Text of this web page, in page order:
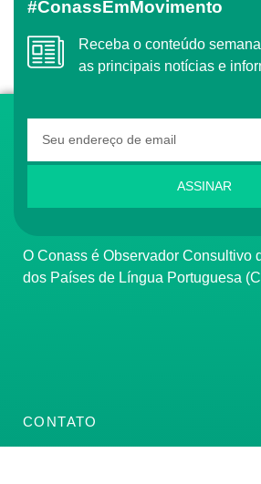
#ConassEmMovimento
Receba o conteúdo semanal do Conass com
as principais notícias e
ASSINAR
O Conass é Observador Consultivo da Comunidade
dos Países de Língua Portuguesa
CONTATO